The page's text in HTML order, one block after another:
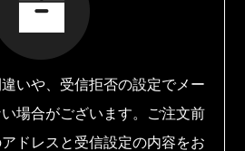
いや、受信拒否の設定でメー
場合がございます。ご注文前
ドレスと受信設定の内容をお